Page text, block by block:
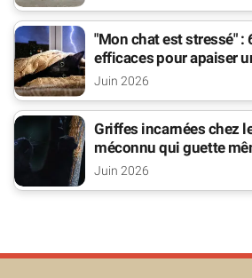
"Mon chat est stressé" :
efficaces pour apaiser
Juin 2026
Griffes incarnées chez
méconnu qui guette
sortent
Juin 2026